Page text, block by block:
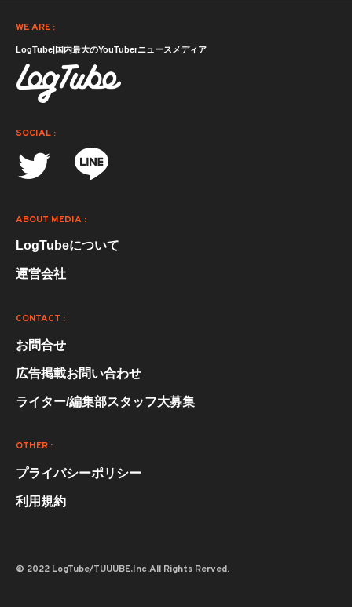
WE ARE :
LogTube|国内最大のYouTuberニュースメディア
SOCIAL :
ABOUT MEDIA :
LogTubeについて
運営会社
CONTACT :
お問合せ
広告掲載お問い合わせ
ライター/編集部スタッフ大募集
OTHER :
プライバシーポリシー
利用規約
© 2022 LogTube/TUUUBE,Inc.All Rights Rerved.